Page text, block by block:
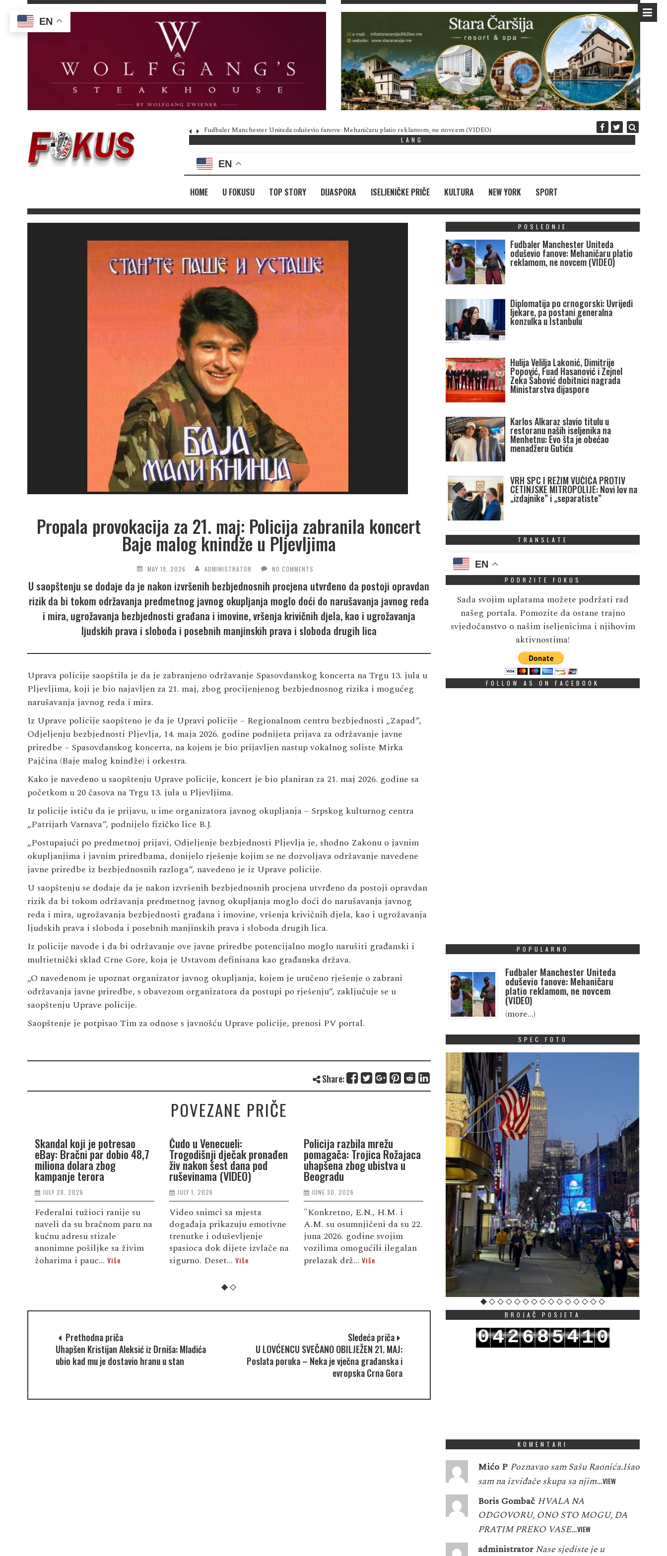
Fudbaler Manchester Uniteda oduševio fanove: Mehaničaru platio reklamom, ne novcem (VIDEO) Diplomatija po
LANG
EN
HOME U FOKUSU TOP STORY DIJASPORA ISELJENIČKE PRIČE KULTURA NEW YORK SPORT
Propala provokacija za 21. maj: Policija zabranila koncert
Baje malog knindže u Pljevljima
MAY 19, 2026 ADMINISTRATOR NO COMMENTS
U saopštenju se dodaje da je nakon izvršenih bezbjednosnih procjena utvrđeno da postoji opravdan
rizik da bi tokom održavanja predmetnog javnog okupljanja moglo doći do narušavanja javnog reda
i mira, ugrožavanja bezbjednosti građana i imovine, vršenja krivičnih djela, kao i ugrožavanja
ljudskih prava i sloboda i posebnih manjinskih prava i sloboda drugih lica
Uprava policije saopštila je da je zabranjeno održavanje Spasovdanskog koncerta na Trgu 13. jula u
Pljevljima, koji je bio najavljen za 21. maj, zbog procijenjenog bezbjednosnog rizika i mogućeg
narušavanja javnog reda i mira.
Iz Uprave policije saopšteno je da je Upravi policije – Regionalnom centru bezbjednosti „Zapad“,
Odjeljenju bezbjednosti Pljevlja, 14. maja 2026. godine podnijeta prijava za održavanje javne
priredbe – Spasovdanskog koncerta, na kojem je bio prijavljen nastup vokalnog soliste Mirka
Pajčina (Baje malog knindže) i orkestra.
Kako je navedeno u saopštenju Uprave policije, koncert je bio planiran za 21. maj 2026. godine sa
početkom u 20 časova na Trgu 13. jula u Pljevljima.
Iz policije ističu da je prijavu, u ime organizatora javnog okupljanja – Srpskog kulturnog centra
„Patrijarh Varnava“, podnijelo fizičko lice B.J.
„Postupajući po predmetnoj prijavi, Odjeljenje bezbjednosti Pljevlja je, shodno Zakonu o javnim
okupljanjima i javnim priredbama, donijelo rješenje kojim se ne dozvoljava održavanje navedene
javne priredbe iz bezbjednosnih razloga“, navedeno je iz Uprave policije.
U saopštenju se dodaje da je nakon izvršenih bezbjednosnih procjena utvrđeno da postoji opravdan
rizik da bi tokom održavanja predmetnog javnog okupljanja moglo doći do narušavanja javnog
reda i mira, ugrožavanja bezbjednosti građana i imovine, vršenja krivičnih djela, kao i ugrožavanja
ljudskih prava i sloboda i posebnih manjinskih prava i sloboda drugih lica.
Iz policije navode i da bi održavanje ove javne priredbe potencijalno moglo narušiti građanski i
multietnički sklad Crne Gore, koja je Ustavom definisana kao građanska država.
„O navedenom je upoznat organizator javnog okupljanja, kojem je uručeno rješenje o zabrani
održavanja javne priredbe, s obavezom organizatora da postupi po rješenju“, zaključuje se u
saopštenju Uprave policije.
Saopštenje je potpisao Tim za odnose s javnošću Uprave policije, prenosi PV portal.
Share:
POVEZANE PRIČE
Skandal koji je potresao
eBay: Bračni par dobio 48,7
miliona dolara zbog
kampanje terora
JULY 28, 2026
Federalni tužioci ranije su
naveli da su bračnom paru na
kućnu adresu stizale
anonimne pošiljke sa živim
žoharima i pauc... Više
Čudo u Venecueli:
Trogodišnji dječak pronađen
živ nakon šest dana pod
ruševinama (VIDEO)
JULY 1, 2026
Video snimci sa mjesta
događaja prikazuju emotivne
trenutke i oduševljenje
spasioca dok dijete izvlače na
sigurno. Deset... Više
Policija razbila mrežu
pomagača: Trojica Rožajaca
uhapšena zbog ubistva u
Beogradu
JUNE 30, 2026
"Konkretno, E.N., H.M. i
A.M. su osumnjičeni da su 22.
juna 2026. godine svojim
vozilima omogućili ilegalan
prelazak drž... Više
Put u EU kao povratak na
Gazimestan: Mandić
nastavlja da “čisti” državne
jubileje od njihove suštine
JUNE 30, 2026
Sagovornici “Vijesti” ukazuju
da, dok identitetski simboli
u Crnoj Gori više ne
funkcionišu kao znakovi
društvene integr...Više
OŠ „Mileva Lajović
Lalatović“: Šabotić
stalni radni odnos,
zakonskog osnova za
produženje ugovora
JUNE 28, 2026
U saopštenju se
profesor Šabotić od
septembra 2001.
pet uzastopnih
od 20 godina ...Više
Prethodna priča
Uhapšen Kristijan Aleksić iz Drniša: Mladića
ubio kad mu je dostavio hranu u stan
Sledeća priča
U LOVĆENCU SVEČANO OBILJEŽEN 21. MAJ:
Poslata poruka – Neka je vječna građanska i
evropska Crna Gora
POSLEDNJE
Fudbaler Manchester Uniteda
oduševio fanove: Mehaničaru platio
reklamom, ne novcem (VIDEO)
Diplomatija po crnogorski: Uvrijedi
ljekare, pa postani generalna
konzulka u Istanbulu
Hulija Velilja Lakonić, Dimitrije
Popović, Fuad Hasanović i Zejnel
Zeka Šabović dobitnici nagrada
Ministarstva dijaspore
Karlos Alkaraz slavio titulu u
restoranu naših iseljenika na
Menhetnu: Evo šta je obećao
menadžeru Gutiću
VRH SPC I REŽIM VUČIĆA PROTIV
CETINJSKE MITROPOLIJE: Novi lov na
„izdajnike” i „separatiste”
TRANSLATE
EN
PODRZITE FOKUS
Sada svojim uplatama možete podržati rad
našeg portala. Pomozite da ostane trajno
svjedočanstvo o našim iseljenicima i njihovim
aktivnostima!
FOLLOW AS ON FACEBOOK
POPULARNO
Fudbaler Manchester Uniteda
oduševio fanove: Mehaničaru
platio reklamom, ne novcem
(VIDEO)
(more…)
SPEC FOTO
BROJAČ POSJETA
042685410
KOMENTARI
Mićo P Poznavao sam Sašu Raonića.Išao
sam na izviđače skupa sa njim…VIEW
Boris Gombač HVALA NA
ODGOVORU, ONO STO MOGU, DA
PRATIM PREKO VASE…VIEW
administrator Nase sjediste je u
EN